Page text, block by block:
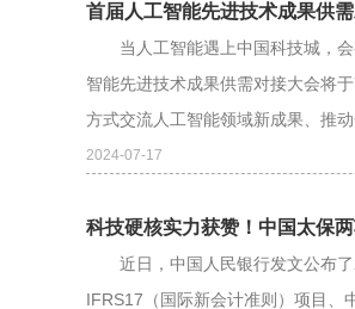
首届人工智能先进技术成果供
当人工智能遇上中国科技城，会
智能先进技术成果供需对接大会
方式交流人工智能领域新成果、推
2024-07-17
科技硬核实力获赞！中国太保
近日，中国人民银行发文公布了
IFRS17（国际新会计准则）项目、